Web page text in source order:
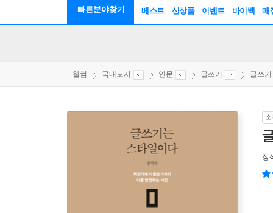
빠른분야찾기 베스트 신상품 이벤트 바이백 매
웰컴 국내도서 인문 글쓰기 글쓰
장